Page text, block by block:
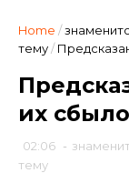
Home /
тему/
их
02:06 -
тему